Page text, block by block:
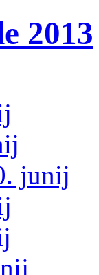
2013
junij